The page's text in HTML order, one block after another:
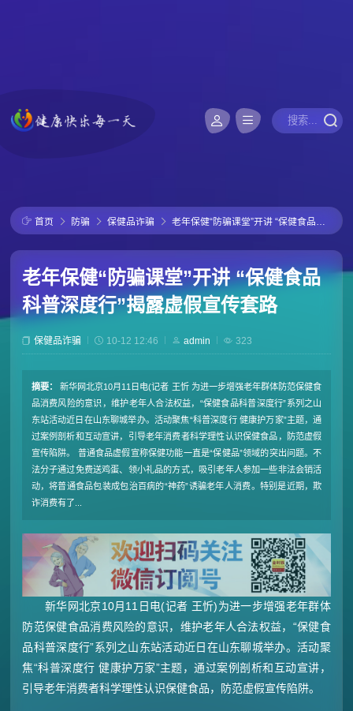
首页 防骗 保健品诈骗 老年保健“防骗课堂”开讲 “保健食品科普深度行”揭露虚假宣传套路
老年保健“防骗课堂”开讲 “保健食品
科普深度行”揭露虚假宣传套路
保健品诈骗 10-12 12:46 admin 323
摘要：
新华网北京10月11日电(记者 王忻 为进一步增强老年群体防范保健食
品消费风险的意识，维护老年人合法权益，“保健食品科普深度行”系列之山
东站活动近日在山东聊城举办。活动聚焦“科普深度行 健康护万家”主题，通
过案例剖析和互动宣讲，引导老年消费者科学理性认识保健食品，防范虚假
宣传陷阱。 普通食品虚假宣称保健功能一直是“保健品”领域的突出问题。不
法分子通过免费送鸡蛋、领小礼品的方式，吸引老年人参加一些非法会销活
动，将普通食品包装成包治百病的“神药”诱骗老年人消费。特别是近期，欺
诈消费有了...
新华网北京10月11日电(记者 王忻)为进一步增强老年群体
防范保健食品消费风险的意识，维护老年人合法权益，“保健食
品科普深度行”系列之山东站活动近日在山东聊城举办。活动聚
焦“科普深度行 健康护万家”主题，通过案例剖析和互动宣讲，
引导老年消费者科学理性认识保健食品，防范虚假宣传陷阱。